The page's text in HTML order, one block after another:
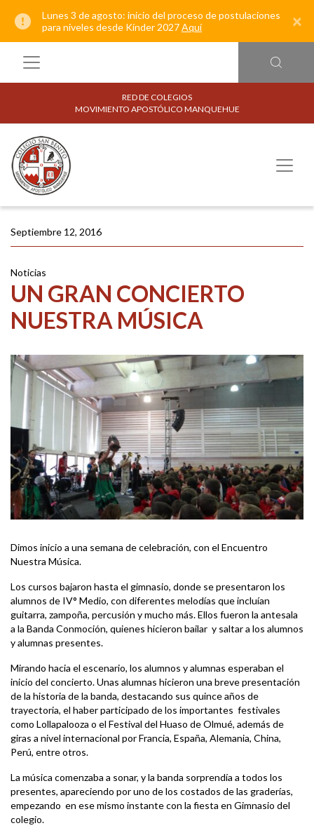
Lunes 3 de agosto: inicio del proceso de postulaciones
para niveles desde Kínder 2027Aquí ×
RED DE COLEGIOS
MOVIMIENTO APOSTÓLICO MANQUEHUE
Septiembre 12, 2016
Noticias
UN GRAN CONCIERTO
NUESTRA MÚSICA
Dimos inicio a una semana de celebración, con el Encuentro
Nuestra Música.
Los cursos bajaron hasta el gimnasio, donde se presentaron los
alumnos de IV° Medio, con diferentes melodías que incluían
guitarra, zampoña, percusión y mucho más. Ellos fueron la antesala
a la Banda Conmoción, quienes hicieron bailar y saltar a los alumnos
y alumnas presentes.
Mirando hacia el escenario, los alumnos y alumnas esperaban el
inicio del concierto. Unas alumnas hicieron una breve presentación
de la historia de la banda, destacando sus quince años de
trayectoria, el haber participado de los importantes festivales
como Lollapalooza o el Festival del Huaso de Olmué, además de
giras a nivel internacional por Francia, España, Alemania, China,
Perú, entre otros.
La música comenzaba a sonar, y la banda sorprendía a todos los
presentes, apareciendo por uno de los costados de las graderías,
empezando en ese mismo instante con la fiesta en Gimnasio del
colegio.